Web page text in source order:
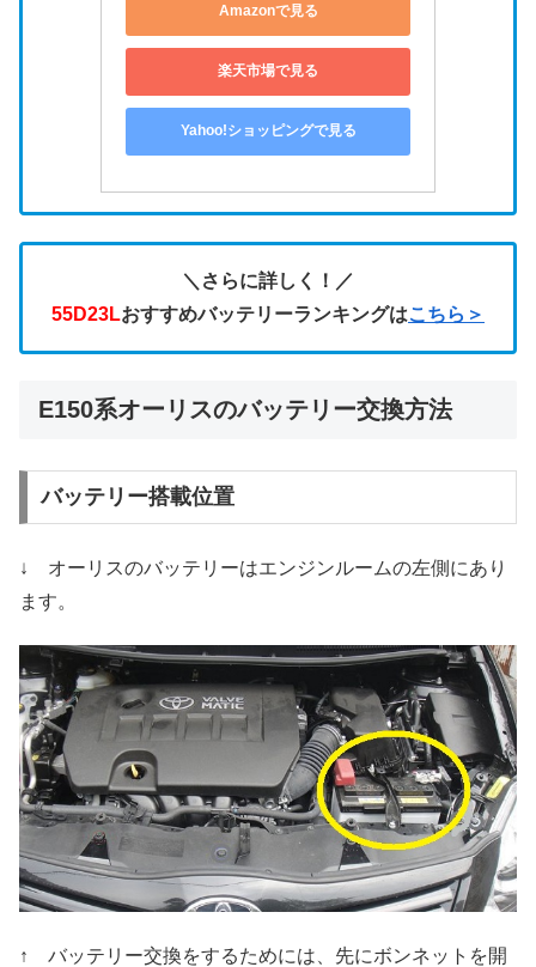
Amazonで見る
楽天市場で見る
Yahoo!ショッピングで見る
＼さらに詳しく！／
55D23Lおすすめバッテリーランキングはこちら＞
E150系オーリスのバッテリー交換方法
バッテリー搭載位置
↓ オーリスのバッテリーはエンジンルームの左側にあり
ます。
↑ バッテリー交換をするためには、先にボンネットを開